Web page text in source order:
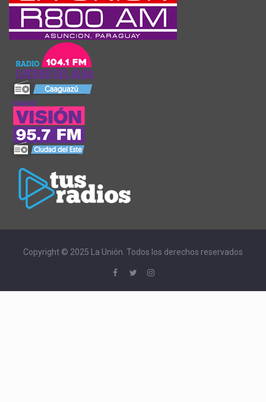
Copyright © 2025 La Unión. Todos los derechos reservados